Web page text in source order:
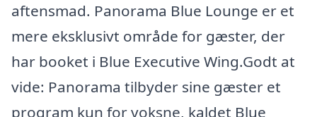
aftensmad. Panorama Blue Lounge er et
mere eksklusivt område for gæster, der
har booket i Blue Executive Wing.Godt at
vide: Panorama tilbyder sine gæster et
program kun for voksne, kaldet Blue